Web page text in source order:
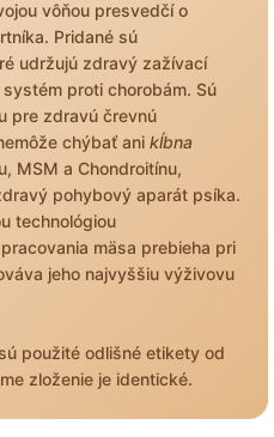
vôňou presvedčí o
Pridané sú
udržujú zdravý zažívací
proti chorobám. Sú
pre zdravú črevnú
chýbať ani kĺbna
MSM a Chondroitínu,
pohybový aparát psíka.
technológiou
mäsa prebieha pri
jeho najvyššiu výživovu
použité odlišné etikety od
zloženie je identické.